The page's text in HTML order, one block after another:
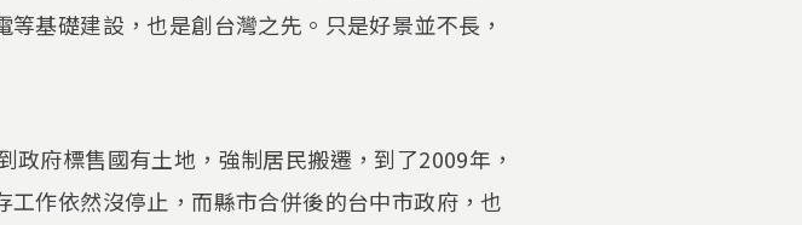
基礎建設，也是創台灣之先。只是好景並不長，
府標售國有土地，強制居民搬遷，到了2009年，
作依然沒停止，而縣市合併後的台中市政府，也